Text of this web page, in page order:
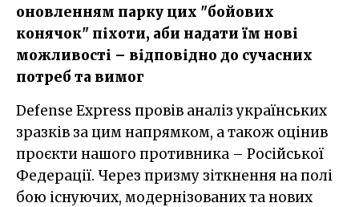
оновленням парку цих "бойових
конячок" піхоти, аби надати їм нові
можливості – відповідно до сучасних
потреб та вимог
Defense Express провів аналіз українських
зразків за цим напрямком, а також оцінив
проєкти нашого противника – Російської
Федерації. Через призму зіткнення на полі
бою існуючих, модернізованих та нових